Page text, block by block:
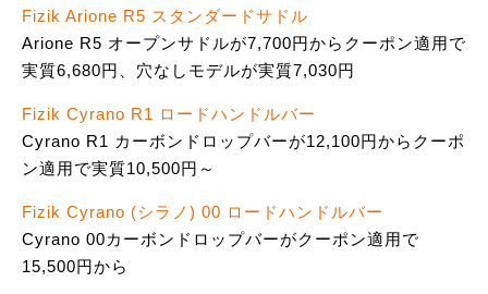
Fizik Arione R5 スタンダードサドル
Arione R5 オープンサドルが7,700円からクーポン適用で
実質6,680円、穴なしモデルが実質7,030円
Fizik Cyrano R1 ロードハンドルバー
Cyrano R1 カーボンドロップバーが12,100円からクーポ
ン適用で実質10,500円～
Fizik Cyrano (シラノ) 00 ロードハンドルバー
Cyrano 00カーボンドロップバーがクーポン適用で
15,500円から